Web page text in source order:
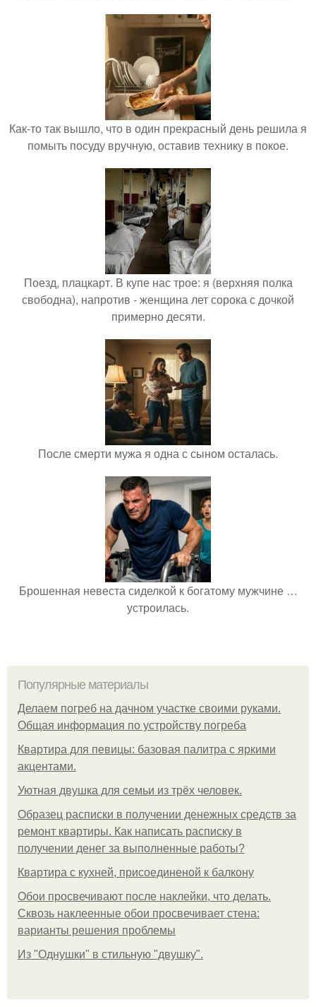
Как-то так вышло, что в один прекрасный день решила я
помыть посуду вручную, оставив технику в покое.
Поезд, плацкарт. В купе нас трое: я (верхняя полка
свободна), напротив - женщина лет сорока с дочкой
примерно десяти.
После смерти мужа я одна с сыном осталась.
Брошенная невеста сиделкой к богатому мужчине …
устроилась.
Популярные материалы
Делаем погреб на дачном участке своими руками.
Общая информация по устройству погреба
Квартира для певицы: базовая палитра с яркими
акцентами.
Уютная двушка для семьи из трёх человек.
Образец расписки в получении денежных средств за
ремонт квартиры. Как написать расписку в
получении денег за выполненные работы?
Квартира с кухней, присоединеной к балкону
Обои просвечивают после наклейки, что делать.
Сквозь наклеенные обои просвечивает стена:
варианты решения проблемы
Из "Однушки" в стильную "двушку".